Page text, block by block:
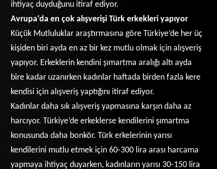
ihtiyaç duyduğunu itiraf ediyor.
Avrupa’da en çok alışverişi Türk erkekleri yapıyor
Küçük Mutluluklar araştırmasına göre Türkiye’de her üç
kişiden biri ayda en az bir kez mutlu olmak için alışveriş
yapıyor. Erkeklerin kendini şımartma aralığı altı ayda
bire kadar uzanırken kadınlar haftada birden fazla kere
kendisi için alışveriş yaptığını itiraf ediyor.
Kadınlar daha sık alışveriş yapmasına karşın daha az
harcıyor. Türkiye’de erkeklerse kendilerini şımartma
konusunda daha bonkör. Türk erkelerinin yarısı
kendilerini mutlu etmek için 60-300 lira arası harcama
yapmaya ihtiyaç duyarken, kadınların yarısı 30-150 lira